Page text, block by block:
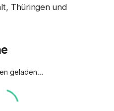
Thüringen und
geladen…